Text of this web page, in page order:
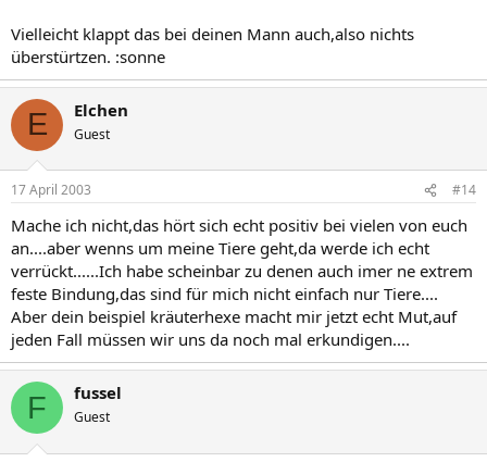
Vielleicht klappt das bei deinen Mann auch,also nichts
überstürtzen. :sonne
E Elchen
Guest
17 April 2003 #14
Mache ich nicht,das hört sich echt positiv bei vielen von euch
an....aber wenns um meine Tiere geht,da werde ich echt
verrückt......Ich habe scheinbar zu denen auch imer ne extrem
feste Bindung,das sind für mich nicht einfach nur Tiere....
Aber dein beispiel kräuterhexe macht mir jetzt echt Mut,auf
jeden Fall müssen wir uns da noch mal erkundigen....
F fussel
Guest